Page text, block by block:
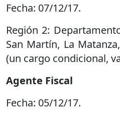
Fecha: 07/12/17.
Región 2:
San Martín, La
(un cargo condicional,
Agente Fiscal
Fecha: 05/12/17.